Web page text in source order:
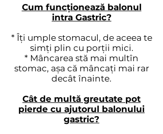
Cum funcționează balonul
intra Gastric?
* Îți umple stomacul, de aceea te
simți plin cu porții mici.
* Mâncarea stă mai multîn
stomac, așa că mâncați mai rar
decât înainte.
Cât de multă greutate pot
pierde cu ajutorul balonului
gastric?